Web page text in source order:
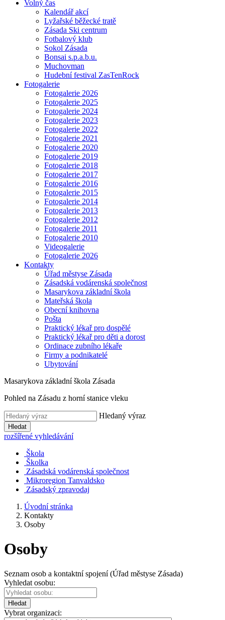
Volný čas
Kalendář akcí
Lyžařské běžecké tratě
Zásada Ski centrum
Fotbalový klub
Sokol Zásada
Bonsai s.p.a.b.u.
Muchovman
Hudební festival ZasTenRock
Fotogalerie
Fotogalerie 2026
Fotogalerie 2025
Fotogalerie 2024
Fotogalerie 2023
Fotogalerie 2022
Fotogalerie 2021
Fotogalerie 2020
Fotogalerie 2019
Fotogalerie 2018
Fotogalerie 2017
Fotogalerie 2016
Fotogalerie 2015
Fotogalerie 2014
Fotogalerie 2013
Fotogalerie 2012
Fotogalerie 2011
Fotogalerie 2010
Videogalerie
Fotogalerie 2026
Kontakty
Úřad městyse Zásada
Zásadská vodárenská společnost
Masarykova základní škola
Mateřská škola
Obecní knihovna
Pošta
Praktický lékař pro dospělé
Praktický lékař pro děti a dorost
Ordinace zubního lékaře
Firmy a podnikatelé
Ubytování
Masarykova základní škola Zásada
Pohled na Zásadu z horní stanice vleku
Hledaný výraz
Hledat
rozšířené vyhledávání
Škola
Školka
Zásadská vodárenská společnost
Mikroregion Tanvaldsko
Zásadský zpravodaj
Úvodní stránka
Kontakty
Osoby
Osoby
Seznam osob a kontaktní spojení (Úřad městyse Zásada)
Vyhledat osobu:
Hledat
Vybrat organizaci: